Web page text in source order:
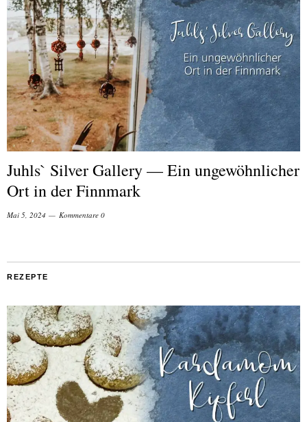
Juhls` Silver Gallery — Ein ungewöhnlicher
Ort in der Finnmark
Mai 5, 2024 Kommentare 0
REZEPTE